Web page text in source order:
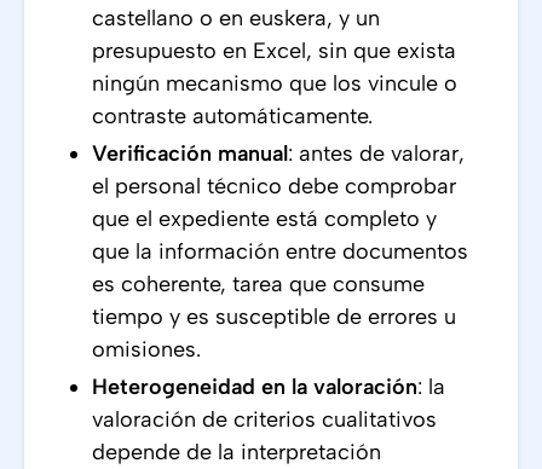
castellano o en euskera, y un
presupuesto en Excel, sin que exista
ningún mecanismo que los vincule o
contraste automáticamente.
Verificación manual: antes de valorar,
el personal técnico debe comprobar
que el expediente está completo y
que la información entre documentos
es coherente, tarea que consume
tiempo y es susceptible de errores u
omisiones.
Heterogeneidad en la valoración: la
valoración de criterios cualitativos
depende de la interpretación